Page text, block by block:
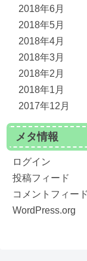
2018年6月
2018年5月
2018年4月
2018年3月
2018年2月
2018年1月
2017年12月
メタ情報
ログイン
投稿フィード
コメントフィード
WordPress.org